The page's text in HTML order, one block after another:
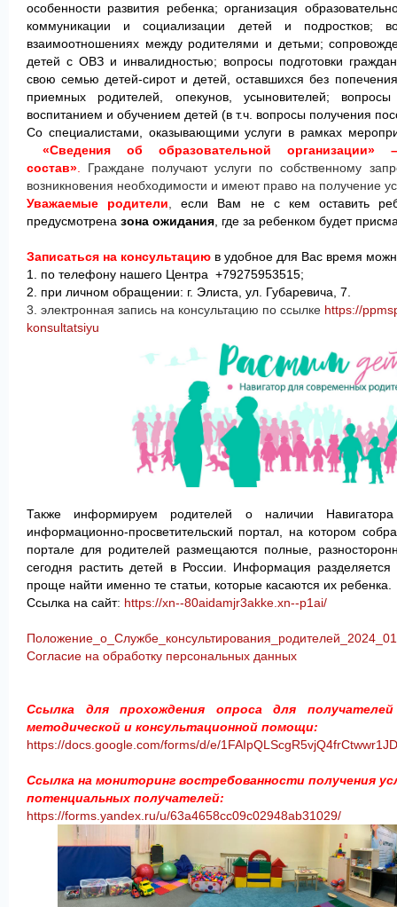
особенности развития ребенка; организация
коммуникации и социализации детей и подростков;
взаимоотношениях между родителями и детьми;
детей с ОВЗ и инвалидностью; вопросы подготовки
свою семью детей-сирот и детей, оставшихся без
приемных родителей, опекунов, усыновителей;
воспитанием и обучением детей (в т.ч. вопросы получения
Со специалистами, оказывающими услуги в рамках
«Сведения об образовательной организации»
состав»
Граждане получают услуги по собственному
возникновения необходимости и имеют право на получение
Уважаемые родители ,если Вам не с кем оставить
предусмотрена зона ожидания , где за ребенком будет
Записаться на консультацию в удобное для Вас время
1. по телефону нашего Центра +79275953515;
2. при личном обращении: г. Элиста, ул. Губаревича, 7.
3. электронная запись на консультацию по ссылке https://
konsultatsiyu
Также информируем родителей о наличии
информационно-просветительский портал, на котором
портале для родителей размещаются полные,
сегодня растить детей в России. Информация
проще найти именно те статьи, которые касаются их ребенка.
Ссылка на сайт: https://xn--80aidamjr3akke.xn--p1ai/
Согласие на обработку персональных данных
Ссылка для прохождения опроса для получателей
методической и консультационной помощи:
https://docs.google.com/forms/d/e/
Ссылка на мониторинг востребованности получения
потенциальных получателей:
https://forms.yandex.ru/u/63a4658cc09c02948ab31029/